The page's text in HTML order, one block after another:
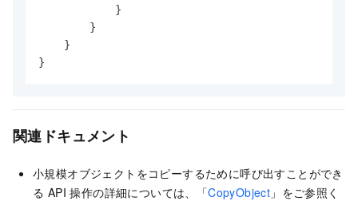
            }
        }
    }
}
関連ドキュメント
小規模オブジェクトをコピーするために呼び出すことができ
る API 操作の詳細については、「CopyObject 」をご参照く